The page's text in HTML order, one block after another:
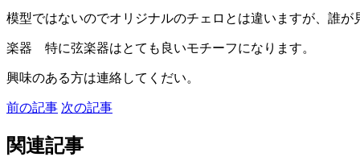
模型ではないのでオリジナルのチェロとは違いますが、誰が
楽器 特に弦楽器はとても良いモチーフになります。
興味のある方は連絡してくだい。
前の記事 次の記事
関連記事